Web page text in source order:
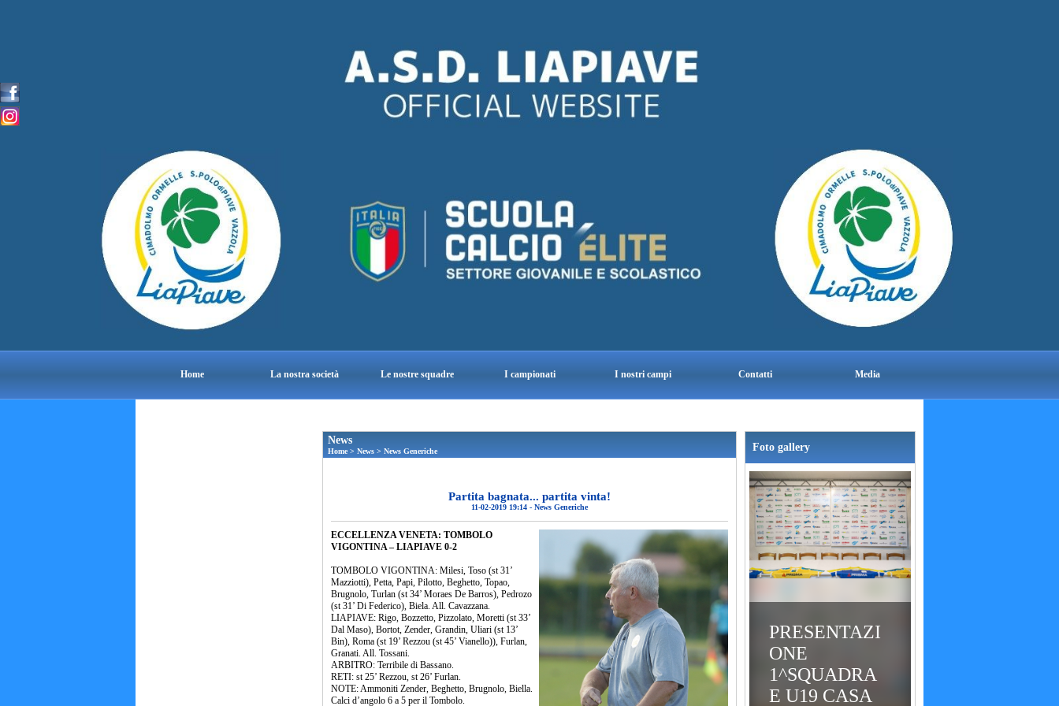
Home La nostra società Le nostre squadre I campionati I nostri campi Contatti Media
News
Home> News> News Generiche
Partita bagnata... partita vinta!
11-02-2019 19:14- News Generiche
ECCELLENZA VENETA: TOMBOLO
VIGONTINA – LIAPIAVE 0-2
TOMBOLO VIGONTINA: Milesi, Toso (st 31’
Mazziotti), Petta, Papi, Pilotto, Beghetto, Topao,
Brugnolo, Turlan (st 34’ Moraes De Barros), Pedrozo
(st 31’ Di Federico), Biela. All. Cavazzana.
LIAPIAVE: Rigo, Bozzetto, Pizzolato, Moretti (st 33’
Dal Maso), Bortot, Zender, Grandin, Uliari (st 13’
Bin), Roma (st 19’ Rezzou (st 45’ Vianello)), Furlan,
Granati. All. Tossani.
ARBITRO: Terribile di Bassano.
RETI: st 25’ Rezzou, st 26’ Furlan.
NOTE: Ammoniti Zender, Beghetto, Brugnolo, Biella.
Calci d’angolo 6 a 5 per il Tombolo.
Foto gallery
PRESENTAZI
ONE
1^SQUADRA
E U19 CASA